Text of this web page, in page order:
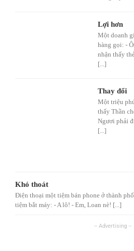
Lợi hơn
Một doanh
hàng gọi: -
nhận thấy
[...]
Thay đổi
Một triệu
thấy Thần
Ngươi phải
[...]
Khó thoát
Điện thoại một tiệm bán phone ở thành
tiệm bắt máy: - A lô! - Em, Loan nè! [...]